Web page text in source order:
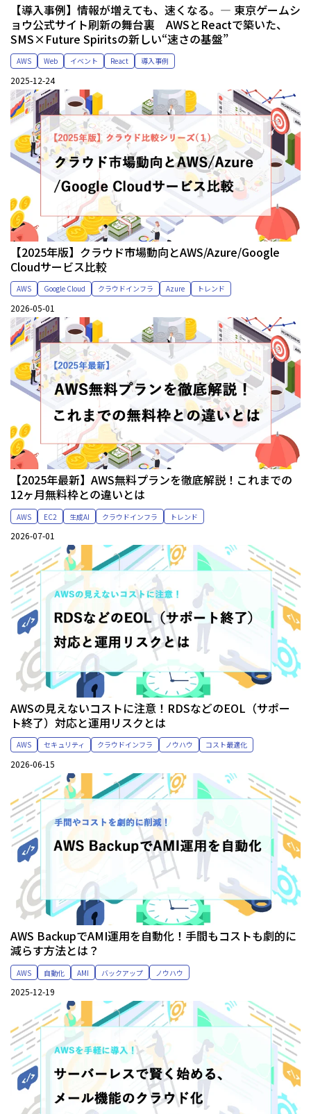
【導入事例】情報が増えても、速くなる。— 東京ゲームシ
ョウ公式サイト刷新の舞台裏 AWSとReactで築いた、
SMS×Future Spiritsの新しい“速さの基盤”
AWS Web イベント React 導入事例
2025-12-24
【2025年版】クラウド市場動向とAWS/Azure/Google
Cloudサービス比較
AWS Google Cloud クラウドインフラ Azure トレンド
2026-05-01
【2025年最新】AWS無料プランを徹底解説！これまでの
12ヶ月無料枠との違いとは
AWS EC2 生成AI クラウドインフラ トレンド
2026-07-01
AWSの見えないコストに注意！RDSなどのEOL（サポー
ト終了）対応と運用リスクとは
AWS セキュリティ クラウドインフラ ノウハウ コスト最適化
2026-06-15
AWS BackupでAMI運用を自動化！手間もコストも劇的に
減らす方法とは？
AWS 自動化 AMI バックアップ ノウハウ
2025-12-19